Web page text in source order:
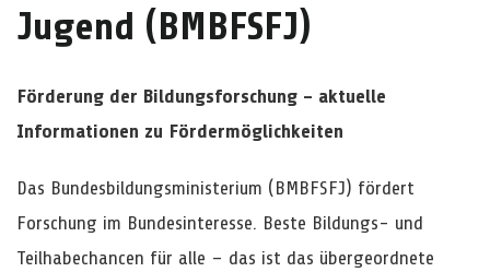
Jugend (BMBFSFJ)
Förderung der Bildungsforschung – aktuelle
Informationen zu Fördermöglichkeiten
Das Bundesbildungsministerium (BMBFSFJ) fördert
Forschung im Bundesinteresse. Beste Bildungs- und
Teilhabechancen für alle – das ist das übergeordnete